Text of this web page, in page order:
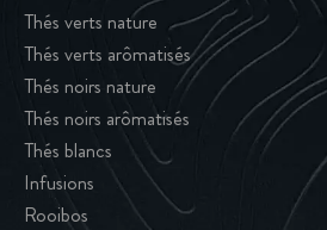
Thés verts nature
Thés verts arômatisés
Thés noirs nature
Thés noirs arômatisés
Thés blancs
Infusions
Rooibos